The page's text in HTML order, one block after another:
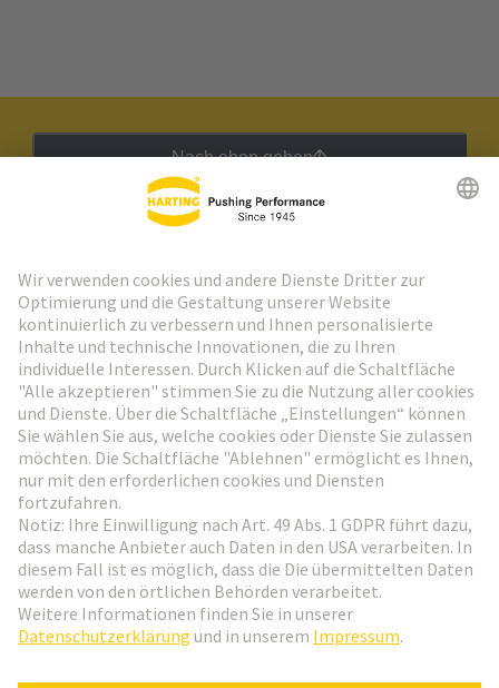
Nach oben gehen
Weiter zur Anmeldung
Social Media
Schweiz Deutsch